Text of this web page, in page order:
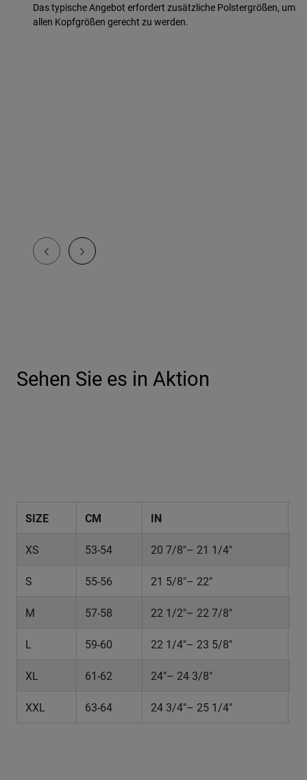
Das typische Angebot erfordert zusätzliche Polstergrößen, um
allen Kopfgrößen gerecht zu werden.
Sehen Sie es in Aktion
SIZE CM IN
XS 53-54 20 7/8"– 21 1/4"
S 55-56 21 5/8"– 22"
M 57-58 22 1/2"– 22 7/8"
L 59-60 22 1/4"– 23 5/8"
XL 61-62 24"– 24 3/8"
XXL 63-64 24 3/4"– 25 1/4"